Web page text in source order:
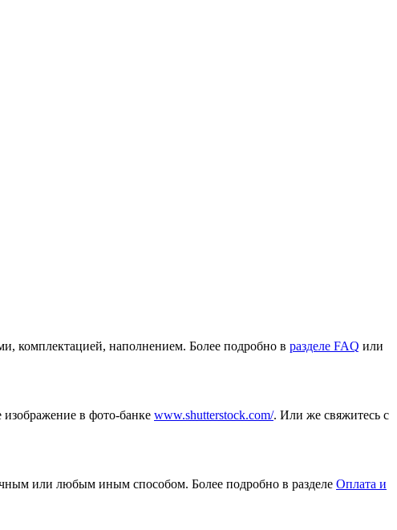
комплектацией, наполнением. Более подробно в разделе FAQ или
в фото-банке www.shutterstock.com/. Или же свяжитесь с
или любым иным способом. Более подробно в разделе Оплата и